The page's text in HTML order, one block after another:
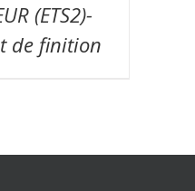
(ETS2)-
de finition